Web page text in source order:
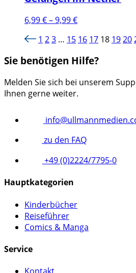
6,99€–9,99€Preisspanne:
bis
1 23 … 15 16 17 18 1920
Sie benötigen Hilfe?
Melden Sie sich bei unserem
Ihnen gerne weiter.
zu den FAQ
+49 (0)2224/7795-0
Hauptkategorien
Kinderbücher
Reiseführer
Comics & Manga
Service